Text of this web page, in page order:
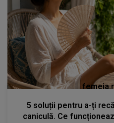
5 soluții pentru a-ți
caniculă. Ce